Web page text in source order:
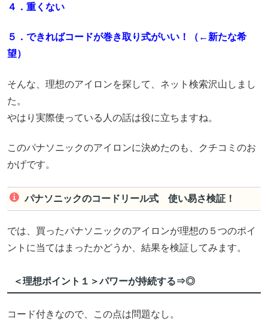
４．重くない
５．できればコードが巻き取り式がいい！（←新たな希
望）
そんな、理想のアイロンを探して、ネット検索沢山しまし
た。
やはり実際使っている人の話は役に立ちますね。
このパナソニックのアイロンに決めたのも、クチコミのお
かげです。
パナソニックのコードリール式 使い易さ検証！
では、買ったパナソニックのアイロンが理想の５つのポイ
ントに当てはまったかどうか、結果を検証してみます。
＜理想ポイント１＞パワーが持続する⇒◎
コード付きなので、この点は問題なし。